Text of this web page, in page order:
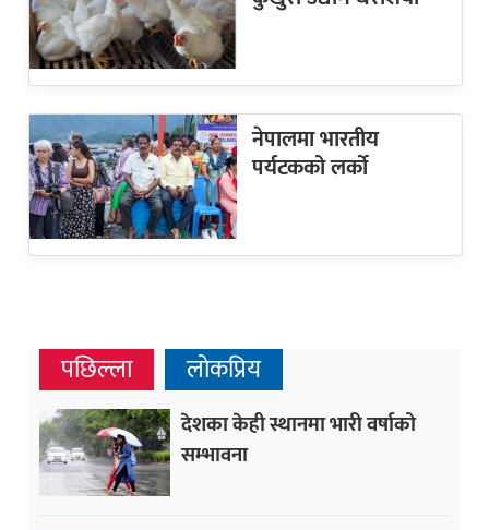
नेपालमा भारतीय
पर्यटकको लर्को
पछिल्ला लोकप्रिय
देशका केही स्थानमा भारी वर्षाको
सम्भावना